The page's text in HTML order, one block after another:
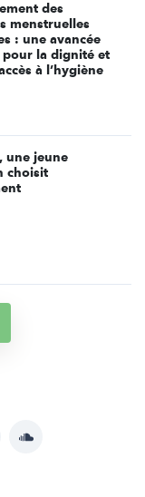
des
menstruelles
: une avancée
pour la dignité et
à l’hygiène
une jeune
choisit
Soundcloud